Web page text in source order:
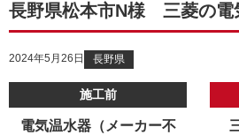
長野県松本市N様 三菱の電
2024年5月26日 長野県
施工前
電気温水器（メーカー不